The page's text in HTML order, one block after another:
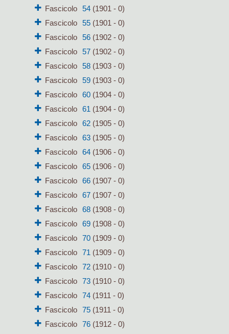
Fascicolo 54(1901 - 0)
Fascicolo
55(1901 - 0)
Fascicolo
56(1902 - 0)
Fascicolo
57(1902 - 0)
Fascicolo
58(1903 - 0)
Fascicolo
59(1903 - 0)
Fascicolo
60(1904 - 0)
Fascicolo
61 (1904 - 0)
Fascicolo
62(1905 - 0)
Fascicolo
63(1905 - 0)
Fascicolo
64(1906 - 0)
Fascicolo
65(1906 - 0)
Fascicolo
66(1907 - 0)
Fascicolo
67(1907 - 0)
Fascicolo
68(1908 - 0)
Fascicolo
69(1908 - 0)
Fascicolo
70(1909 - 0)
Fascicolo
71 (1909 - 0)
Fascicolo
72(1910 - 0)
Fascicolo
73(1910 - 0)
Fascicolo
74(1911 - 0)
Fascicolo
75(1911 - 0)
Fascicolo
76(1912 - 0)